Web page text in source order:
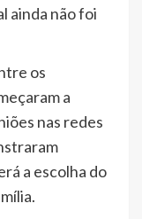
ainda não foi
os
a
nas redes
a escolha do